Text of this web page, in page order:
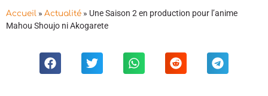
Accueil » Actualité » Une Saison 2 en production pour l’anime
Mahou Shoujo ni Akogarete